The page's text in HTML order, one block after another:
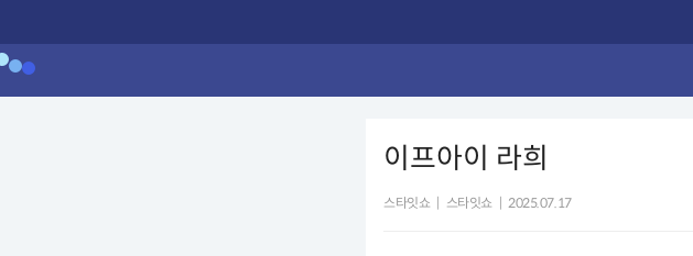
이프아이 라희
스타잇쇼 스타잇쇼 2025.07.17